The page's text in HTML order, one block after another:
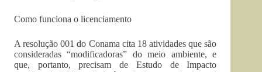
Como funciona o licenciamento
A resolução 001 do Conama cita 18 atividades que são
consideradas “modificadoras” do meio ambiente, e
que, portanto, precisam de Estudo de Impacto